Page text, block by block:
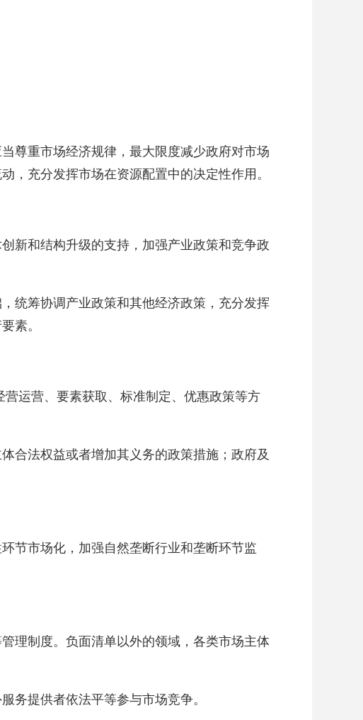
尊重市场经济规律，最大限度减少政府对市场
，充分发挥市场在资源配置中的决定性作用。
新和结构升级的支持，加强产业政策和竞争政
统筹协调产业政策和其他经济政策，充分发挥
素。
运营、要素获取、标准制定、优惠政策等方
合法权益或者增加其义务的政策措施；政府及
节市场化，加强自然垄断行业和垄断环节监
理制度。负面清单以外的领域，各类市场主体
务提供者依法平等参与市场竞争。